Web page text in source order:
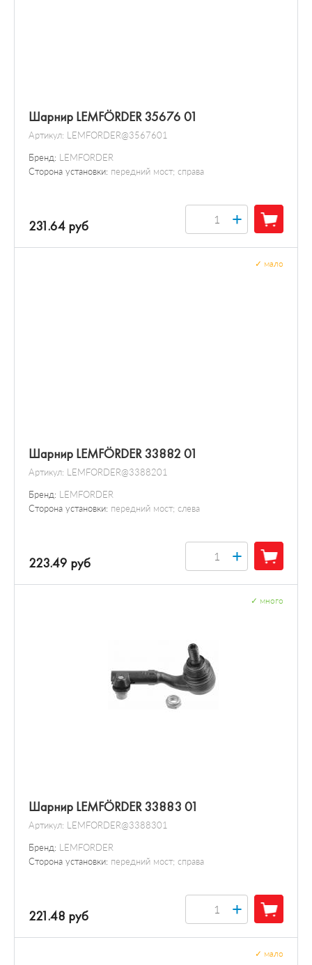
Шарнир LEMFÖRDER 35676 01
Артикул: LEMFORDER@3567601
Бренд: LEMFORDER
Сторона установки: передний мост; справа
231.64 руб +
Шарнир LEMFÖRDER 33882 01
Артикул: LEMFORDER@3388201
Бренд: LEMFORDER
Сторона установки: передний мост; слева
мало
223.49 руб +
Шарнир LEMFÖRDER 33883 01
Артикул: LEMFORDER@3388301
Бренд: LEMFORDER
Сторона установки: передний мост; справа
много
221.48 руб +
мало